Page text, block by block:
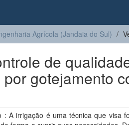
Agrícola (Jandaia do Sul)
de
gotejamento
: A irrigação é uma técnica que visa